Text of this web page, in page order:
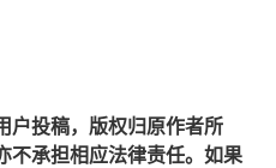
户投稿，版权归原作者所
不承担相应法律责任。如果